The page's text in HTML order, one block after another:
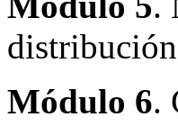
Módulo 6.